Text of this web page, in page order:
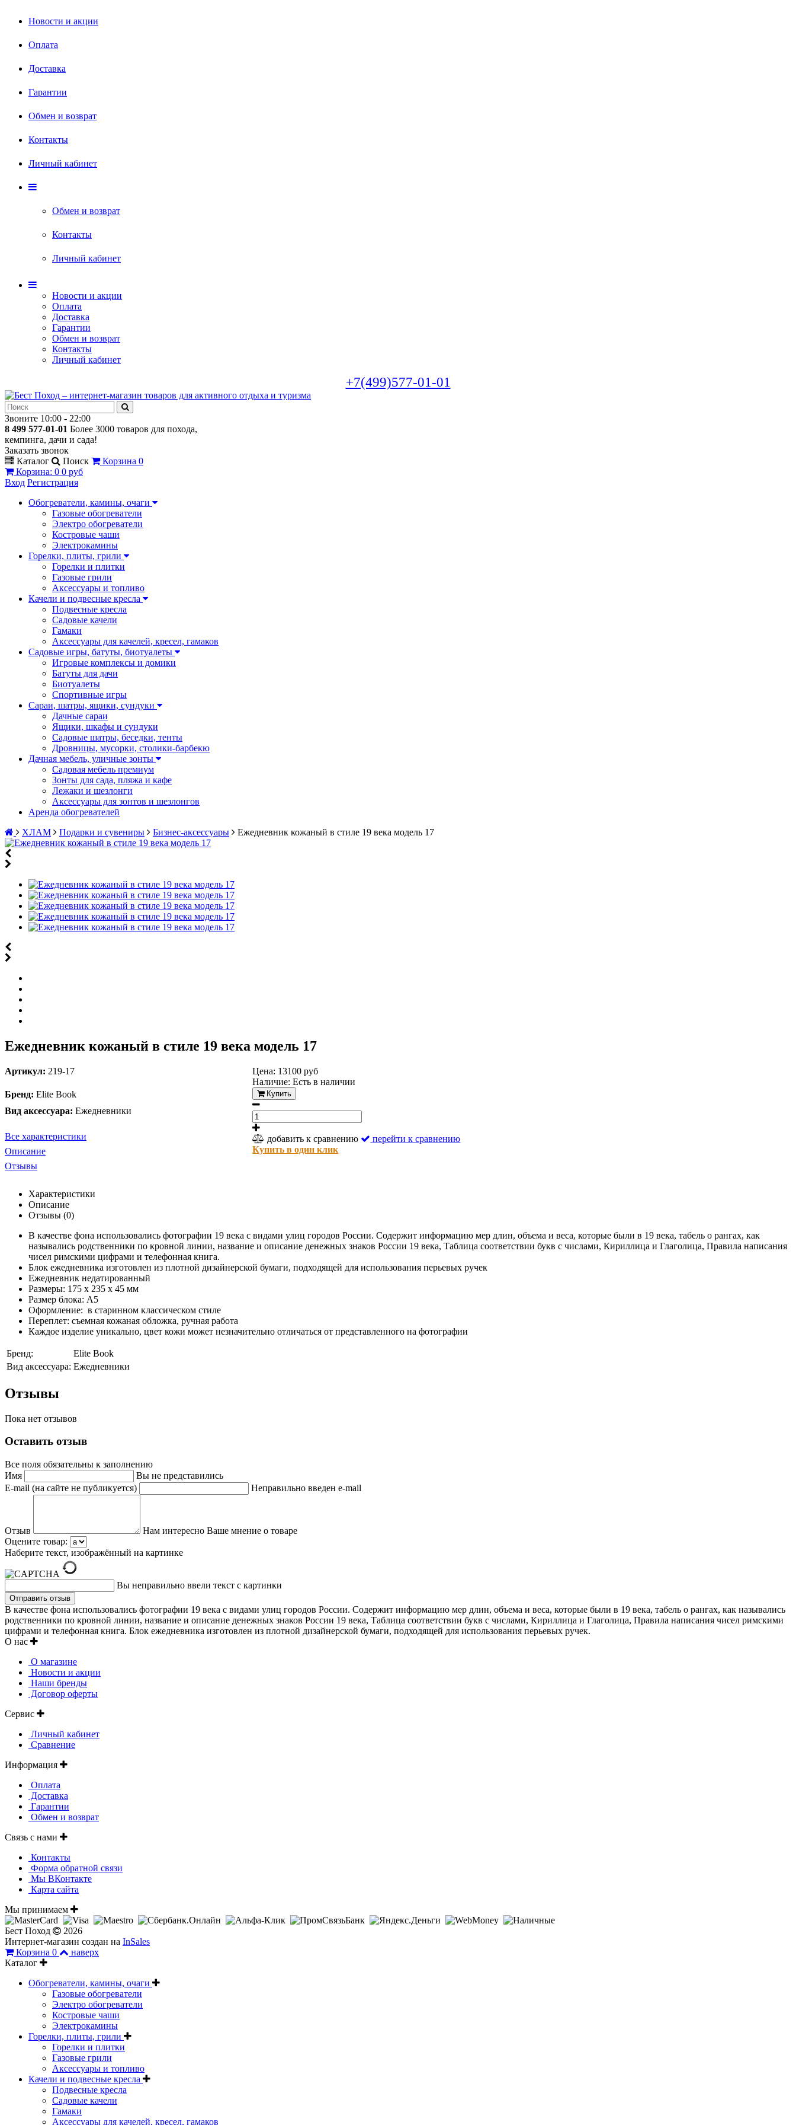
Новости и акции
Оплата
Доставка
Гарантии
Обмен и возврат
Контакты
Личный кабинет
Обмен и возврат
Контакты
Личный кабинет
Новости и акции
Оплата
Доставка
Гарантии
Обмен и возврат
Контакты
Личный кабинет
+7(499)577-01-01
Звоните 10:00 - 22:00
8 499 577-01-01 Более 3000 товаров для похода,
кемпинга, дачи и сада!
Заказать звонок
Каталог
Поиск Корзина 0
Корзина: 0 0 руб
Вход Регистрация
Обогреватели, камины, очаги
Газовые обогреватели
Электро обогреватели
Костровые чаши
Электрокамины
Горелки, плиты, грили
Горелки и плитки
Газовые грили
Аксессуары и топливо
Качели и подвесные кресла
Подвесные кресла
Садовые качели
Гамаки
Аксессуары для качелей, кресел, гамаков
Садовые игры, батуты, биотуалеты
Игровые комплексы и домики
Батуты для дачи
Биотуалеты
Спортивные игры
Сараи, шатры, ящики, сундуки
Дачные сараи
Ящики, шкафы и сундуки
Садовые шатры, беседки, тенты
Дровницы, мусорки, столики-барбекю
Дачная мебель, уличные зонты
Садовая мебель премиум
Зонты для сада, пляжа и кафе
Лежаки и шезлонги
Аксессуары для зонтов и шезлонгов
Аренда обогревателей
ХЛАМ
Подарки и сувениры Бизнес-аксессуары Ежедневник кожаный в стиле 19 века модель 17
Ежедневник кожаный в стиле 19 века модель 17
Артикул: 219-17
Бренд: Elite Book
Вид аксессуара: Ежедневники
Все характеристики
Описание
Отзывы
Цена: 13100 руб
Наличие:Есть в наличии
Купить
добавить к сравнению
перейти к сравнению
Купить в один клик
Характеристики
Описание
Отзывы (0)
В качестве фона использовались фотографии 19 века с видами улиц городов России. Содержит информацию мер длин, объема и веса, которые были в 19 века, табель о рангах, как
назывались родственники по кровной линии, название и описание денежных знаков России 19 века, Таблица соответствии букв с числами, Кириллица и Глаголица, Правила написания
чисел римскими цифрами и телефонная книга.
Блок ежедневника изготовлен из плотной дизайнерской бумаги, подходящей для использования перьевых ручек
Ежедневник недатированный
Размеры: 175 х 235 х 45 мм
Размер блока: А5
Оформление: в старинном классическом стиле
Переплет: съемная кожаная обложка, ручная работа
Каждое изделие уникально, цвет кожи может незначительно отличаться от представленного на фотографии
Бренд:
Elite Book
Вид аксессуара: Ежедневники
Отзывы
Пока нет отзывов
Оставить отзыв
Все поля обязательны к заполнению
Имя
Вы не представились
E-mail (на сайте не публикуется)
Неправильно введен e-mail
Отзыв
Нам интересно Ваше мнение о товаре
Оцените товар:
Наберите текст, изображённый на картинке
Вы неправильно ввели текст с картинки
В качестве фона использовались фотографии 19 века с видами улиц городов России. Содержит информацию мер длин, объема и веса, которые были в 19 века, табель о рангах, как назывались
родственники по кровной линии, название и описание денежных знаков России 19 века, Таблица соответствии букв с числами, Кириллица и Глаголица, Правила написания чисел римскими
цифрами и телефонная книга. Блок ежедневника изготовлен из плотной дизайнерской бумаги, подходящей для использования перьевых ручек.
О нас
О магазине
Новости и акции
Наши бренды
Договор оферты
Сервис
Личный кабинет
Сравнение
Информация
Оплата
Доставка
Гарантии
Обмен и возврат
Связь с нами
Контакты
Форма обратной связи
Мы ВКонтакте
Карта сайта
Мы принимаем
Бест Поход
2026
Интернет-магазин создан на InSales
Корзина 0
наверх
Каталог
Обогреватели, камины, очаги
Газовые обогреватели
Электро обогреватели
Костровые чаши
Электрокамины
Горелки, плиты, грили
Горелки и плитки
Газовые грили
Аксессуары и топливо
Качели и подвесные кресла
Подвесные кресла
Садовые качели
Гамаки
Аксессуары для качелей, кресел, гамаков